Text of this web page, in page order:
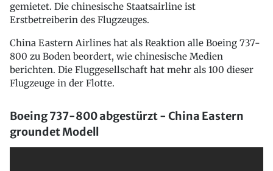
gemietet. Die chinesische Staatsairline ist
Erstbetreiberin des Flugzeuges.
China Eastern Airlines hat als Reaktion alle Boeing 737-
800 zu Boden beordert, wie chinesische Medien
berichten. Die Fluggesellschaft hat mehr als 100 dieser
Flugzeuge in der Flotte.
Boeing 737-800 abgestürzt - China Eastern
groundet Modell